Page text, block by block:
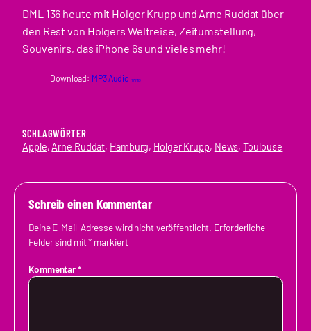
DML 136 heute mit Holger Krupp und Arne Ruddat über
den Rest von Holgers Weltreise, Zeitumstellung,
Souvenirs, das iPhone 6s und vieles mehr!
Download: MP3 Audio 17 MB
SCHLAGWÖRTER
Apple, Arne Ruddat, Hamburg, Holger Krupp, News, Toulouse
Schreib einen Kommentar
Deine E-Mail-Adresse wird nicht veröffentlicht. Erforderliche
Felder sind mit* markiert
Kommentar*